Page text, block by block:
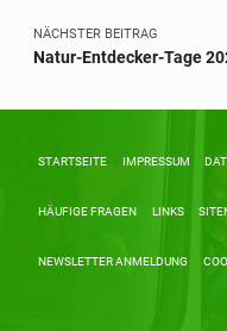
NÄCHSTER BEITRAG
Natur-Entdecker-Tage
STARTSEITE IMPRESSUM
HÄUFIGE FRAGEN LINKS
NEWSLETTER ANMELDUNG